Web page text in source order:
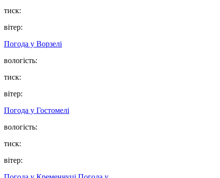
тиск:
вітер:
Погода у Ворзелі
вологість:
тиск:
вітер:
Погода у Гостомелі
вологість:
тиск:
вітер: